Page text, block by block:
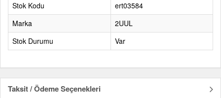
Stok Kodu
ert03584
Marka
2UUL
Stok Durumu
Var
Taksit / Ödeme Seçenekleri